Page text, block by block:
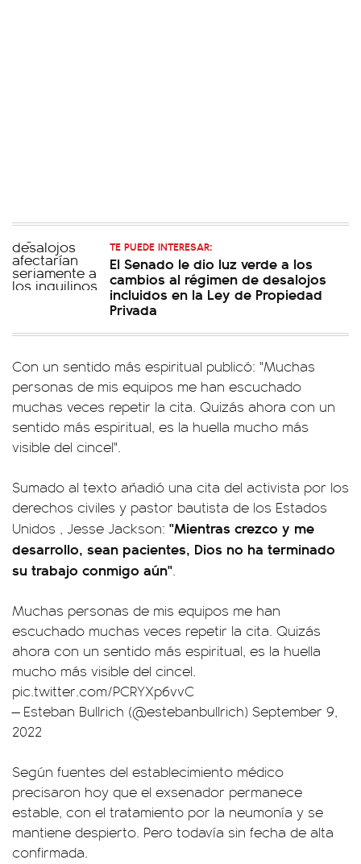
TE PUEDE INTERESAR:
El Senado le dio luz verde a los
cambios al régimen de desalojos
incluidos en la Ley de Propiedad
Privada
Con un sentido más espiritual publicó: "Muchas
personas de mis equipos me han escuchado
muchas veces repetir la cita. Quizás ahora con un
sentido más espiritual, es la huella mucho más
visible del cincel".
Sumado al texto añadió una cita del activista por los
derechos civiles y pastor bautista de los Estados
Unidos , Jesse Jackson: "Mientras crezco y me
desarrollo, sean pacientes, Dios no ha terminado
su trabajo conmigo aún".
Muchas personas de mis equipos me han
escuchado muchas veces repetir la cita. Quizás
ahora con un sentido más espiritual, es la huella
mucho más visible del cincel.
pic.twitter.com/PCRYXp6vvC
— Esteban Bullrich (@estebanbullrich) September 9,
2022
Según fuentes del establecimiento médico
precisaron hoy que el exsenador permanece
estable, con el tratamiento por la neumonía y se
mantiene despierto. Pero todavía sin fecha de alta
confirmada.